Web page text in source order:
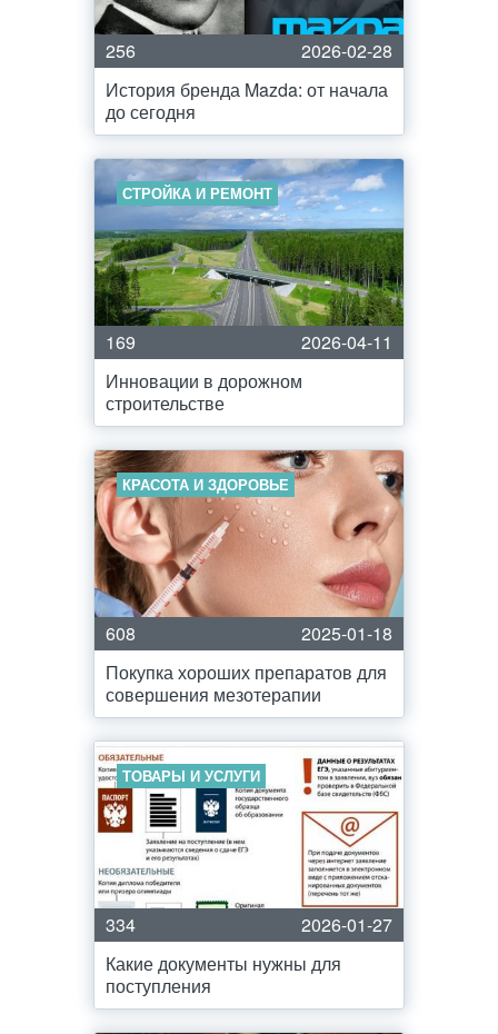
256
2026-02-28
История бренда Mazda: от начала
до сегодня
СТРОЙКА И РЕМОНТ
169
2026-04-11
Инновации в дорожном
строительстве
КРАСОТА И ЗДОРОВЬЕ
608
2025-01-18
Покупка хороших препаратов для
совершения мезотерапии
ТОВАРЫ И УСЛУГИ
334
2026-01-27
Какие документы нужны для
поступления